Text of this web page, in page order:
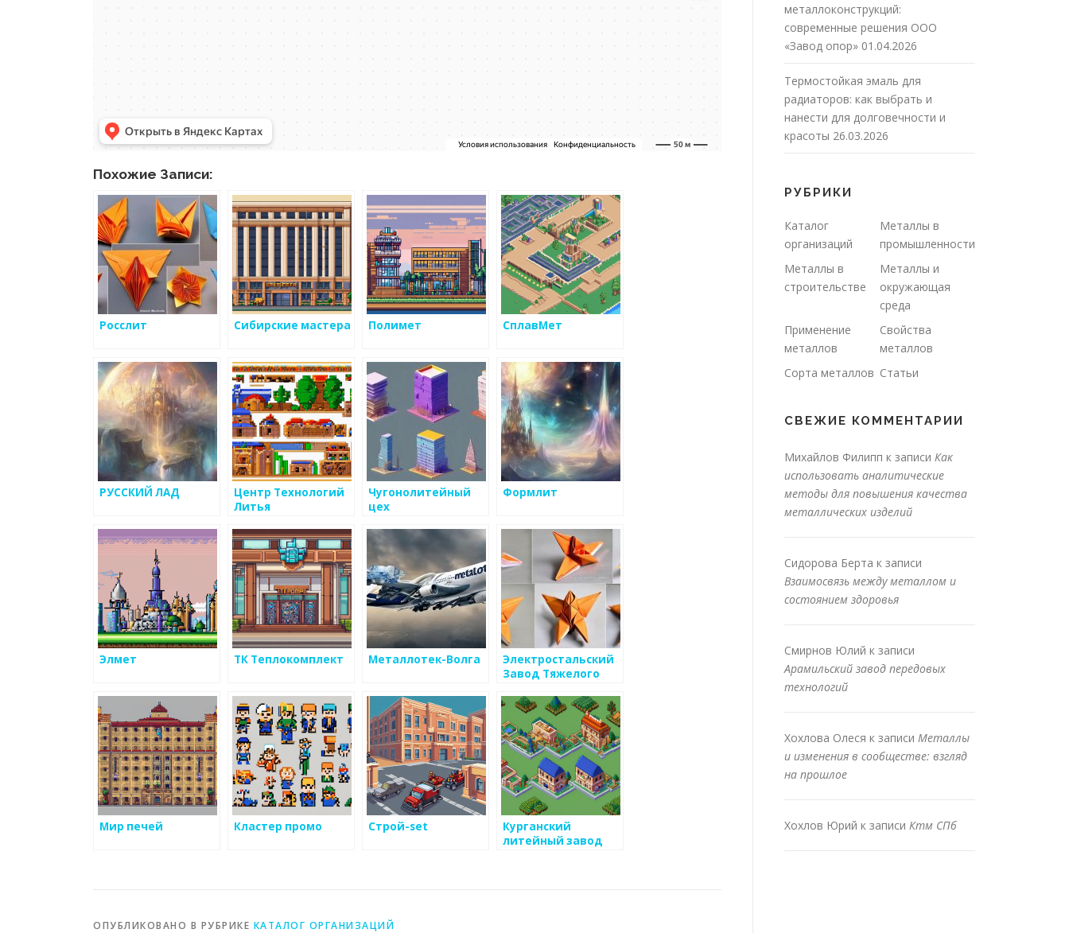
Похожие Записи:
Росслит Сибирские мастера Полимет СплавМет
РУССКИЙ ЛАД
Центр Технологий
Литья
Чугонолитейный
цех
Формлит
Элмет ТК Теплокомплект Металлотек-Волга
Электростальский
Завод Тяжелого
Мир печей Кластер промо Строй-set
Курганский
литейный завод
ОПУБЛИКОВАНО В РУБРИКЕ КАТАЛОГ ОРГАНИЗАЦИЙ
металлоконструкций:
современные решения ООО
«Завод опор» 01.04.2026
Термостойкая эмаль для
радиаторов: как выбрать и
нанести для долговечности и
красоты 26.03.2026
РУБРИКИ
Каталог
организаций
Металлы в
промышленности
Металлы в
строительстве
Металлы и
окружающая
среда
Применение
металлов
Свойства
металлов
Сорта металлов Статьи
СВЕЖИЕ КОММЕНТАРИИ
Михайлов Филипп к записи Как
использовать аналитические
методы для повышения качества
металлических изделий
Сидорова Берта к записи
Взаимосвязь между металлом и
состоянием здоровья
Смирнов Юлий к записи
Арамильский завод передовых
технологий
Хохлова Олеся к записи Металлы
и изменения в сообществе: взгляд
на прошлое
Хохлов Юрий к записи Ктм СПб